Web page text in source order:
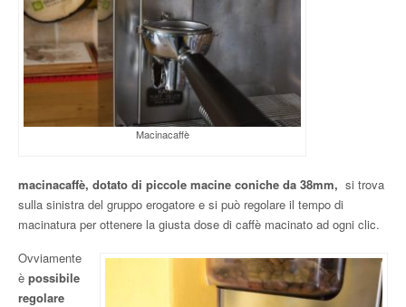
Macinacaffè
macinacaffè, dotato di piccole macine coniche da 38mm, si trova
sulla sinistra del gruppo erogatore e si può regolare il tempo di
macinatura per ottenere la giusta dose di caffè macinato ad ogni clic.
Ovviamente
è possibile
regolare